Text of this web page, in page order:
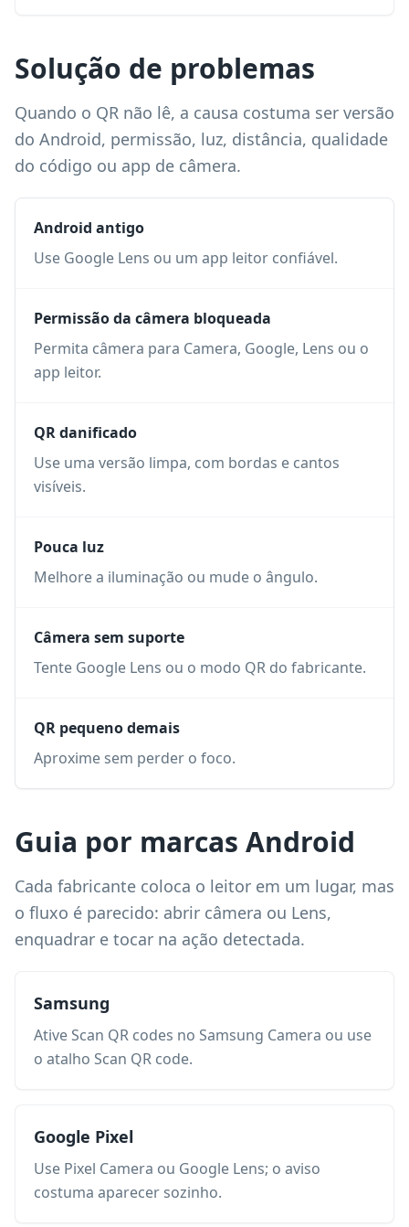
Solução de problemas
Quando o QR não lê, a causa costuma ser versão
do Android, permissão, luz, distância, qualidade
do código ou app de câmera.
Android antigo
Use Google Lens ou um app leitor confiável.
Permissão da câmera bloqueada
Permita câmera para Camera, Google, Lens ou o
app leitor.
QR danificado
Use uma versão limpa, com bordas e cantos
visíveis.
Pouca luz
Melhore a iluminação ou mude o ângulo.
Câmera sem suporte
Tente Google Lens ou o modo QR do fabricante.
QR pequeno demais
Aproxime sem perder o foco.
Guia por marcas Android
Cada fabricante coloca o leitor em um lugar, mas
o fluxo é parecido: abrir câmera ou Lens,
enquadrar e tocar na ação detectada.
Samsung
Ative Scan QR codes no Samsung Camera ou use
o atalho Scan QR code.
Google Pixel
Use Pixel Camera ou Google Lens; o aviso
costuma aparecer sozinho.